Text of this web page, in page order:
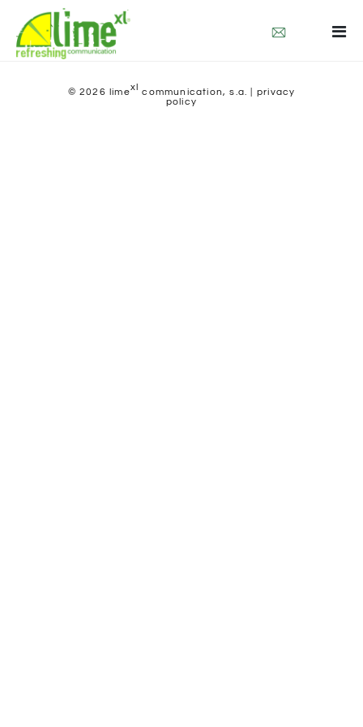
quienes somos
que hacemos
contacto© 2026 limexl communication, s.a. | privacy
policy